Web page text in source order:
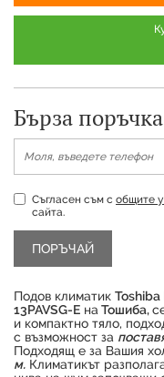
Бърза поръчка
Съгласен съм с общите
сайта.
Подов климатик
13PAVSG-E на Тошиба,
и компактно тяло,
с възможност за
Подходящ е за Вашия
м. Климатикът